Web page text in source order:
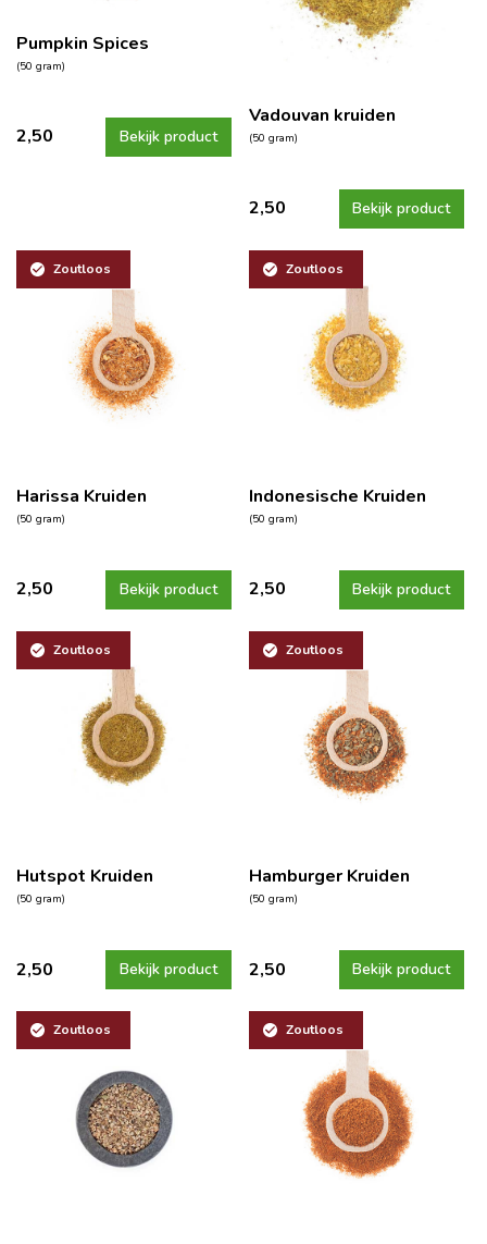
Pumpkin Spices
(50 gram)
2,50 Bekijk product
Vadouvan kruiden
(50 gram)
2,50 Bekijk product
Zoutloos
Harissa Kruiden
(50 gram)
2,50 Bekijk product
Zoutloos
Indonesische Kruiden
(50 gram)
2,50 Bekijk product
Zoutloos
Hutspot Kruiden
(50 gram)
2,50 Bekijk product
Zoutloos
Hamburger Kruiden
(50 gram)
2,50 Bekijk product
Zoutloos Zoutloos